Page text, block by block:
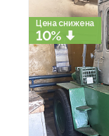
Цена снижена
10%